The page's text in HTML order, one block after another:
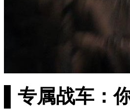
▌专属战车：